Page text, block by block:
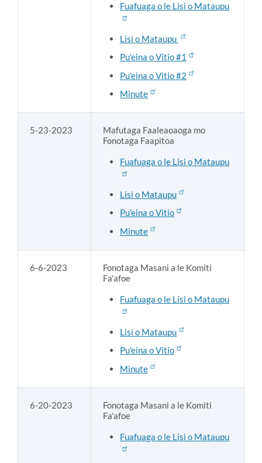
Fuafuaga o le Lisi o Mataupu
Lisi o Mataupu
Pu'eina o Vitio #1
Pu'eina o Vitio #2
Minute
5-23-2023
Mafutaga Faaleaoaoga mo
Fonotaga Faapitoa
Fuafuaga o le Lisi o Mataupu
Lisi o Mataupu
Pu'eina o Vitio
Minute
6-6-2023
Fonotaga Masani a le Komiti
Fa'afoe
Fuafuaga o le Lisi o Mataupu
Lisi o Mataupu
Pu'eina o Vitio
Minute
6-20-2023
Fonotaga Masani a le Komiti
Fa'afoe
Fuafuaga o le Lisi o Mataupu